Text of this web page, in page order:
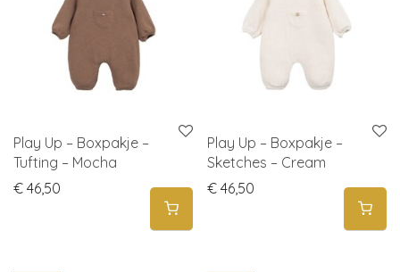
Play Up – Boxpakje –
Tufting – Mocha
€ 46,50
Play Up – Boxpakje –
Sketches – Cream
€ 46,50